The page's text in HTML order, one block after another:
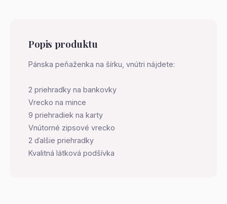
Popis produktu
Pánska peňaženka na šírku, vnútri nájdete:
2 priehradky na bankovky
Vrecko na mince
9 priehradiek na karty
Vnútorné zipsové vrecko
2 ďalšie priehradky
Kvalitná látková podšívka